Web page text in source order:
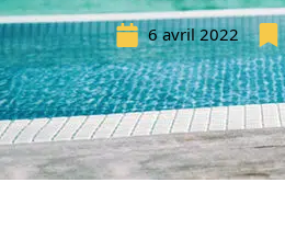
6 avril 2022